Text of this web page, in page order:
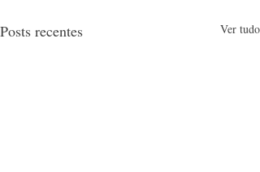
Posts recentes Ver tudo